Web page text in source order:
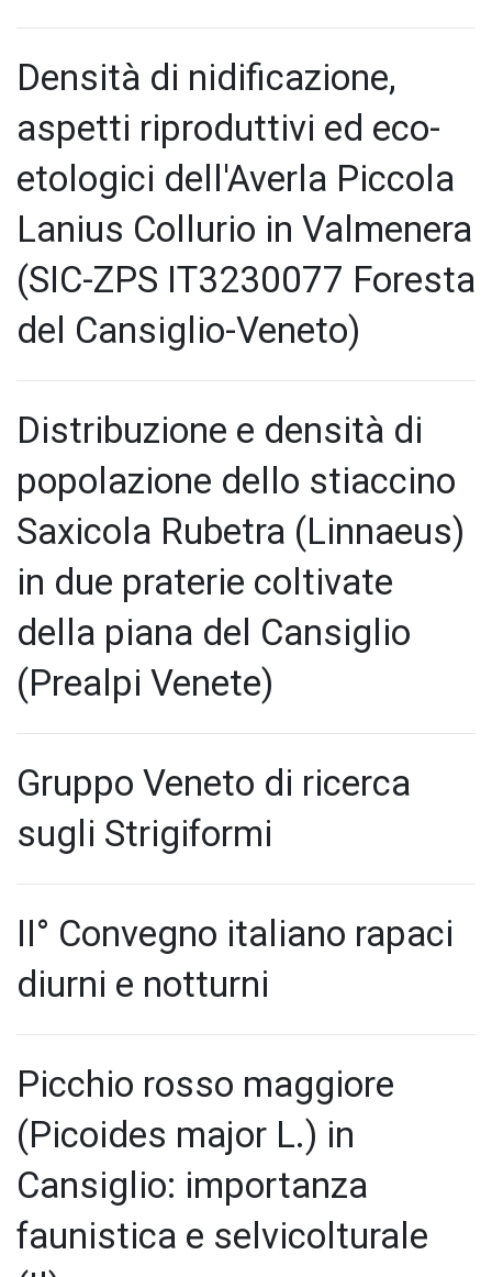
Densità di nidificazione,
aspetti riproduttivi ed eco-
etologici dell'Averla Piccola
Lanius Collurio in Valmenera
(SIC-ZPS IT3230077 Foresta
del Cansiglio-Veneto)
Distribuzione e densità di
popolazione dello stiaccino
Saxicola Rubetra (Linnaeus)
in due praterie coltivate
della piana del Cansiglio
(Prealpi Venete)
Gruppo Veneto di ricerca
sugli Strigiformi
II° Convegno italiano rapaci
diurni e notturni
Picchio rosso maggiore
(Picoides major L.) in
Cansiglio: importanza
faunistica e selvicolturale